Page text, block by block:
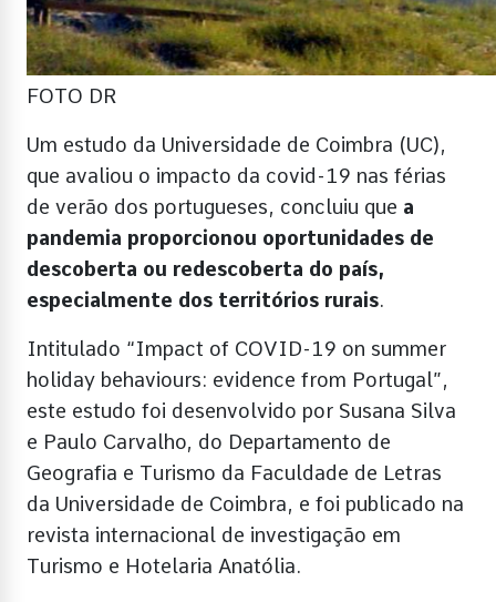
FOTO DR
Um estudo da Universidade de Coimbra (UC),
que avaliou o impacto da covid-19 nas férias
de verão dos portugueses, concluiu que a
pandemia proporcionou oportunidades de
descoberta ou redescoberta do país,
especialmente dos territórios rurais.
Intitulado “Impact of COVID-19 on summer
holiday behaviours: evidence from Portugal”,
este estudo foi desenvolvido por Susana Silva
e Paulo Carvalho, do Departamento de
Geografia e Turismo da Faculdade de Letras
da Universidade de Coimbra, e foi publicado na
revista internacional de investigação em
Turismo e Hotelaria Anatólia.